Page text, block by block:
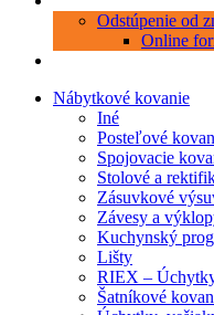
Odstúpenie od
Online
Nábytkové kovanie
Iné
Posteľové
Spojovacie
Stolové a
Zásuvkové
Závesy a
Kuchynský
Lišty
RIEX –
Šatníkové